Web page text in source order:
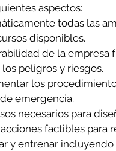
aspectos:
todas las
disponibles.
de la empresa
peligros y riesgos.
los
emergencia.
necesarios para
factibles para
y entrenar